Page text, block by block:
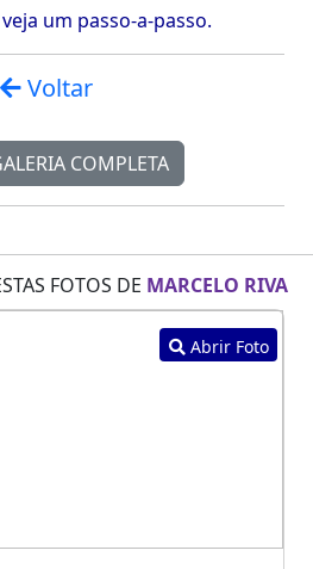
um passo-a-passo.
Voltar
COMPLETA
FOTOS DE MARCELO RIVA
Abrir Foto